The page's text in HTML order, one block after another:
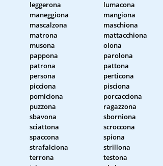
leggerona
lumacona
maneggiona
mangiona
mascalzona
maschiona
matrona
mattacchiona
musona
olona
pappona
parolona
patrona
pattona
persona
perticona
picciona
pisciona
pomiciona
porcacciona
puzzona
ragazzona
sbavona
sborniona
sciattona
scroccona
spaccona
spiona
strafalciona
strillona
terrona
testona